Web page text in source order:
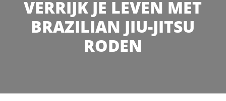
VERRIJK JE LEVEN MET
BRAZILIAN JIU-JITSU
RODEN